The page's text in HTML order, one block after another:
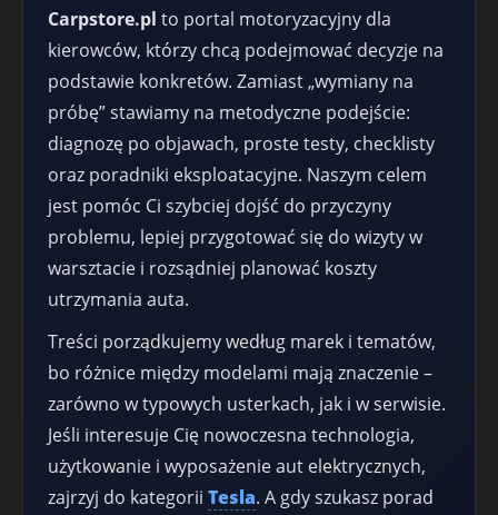
Carpstore.pl to portal motoryzacyjny dla
kierowców, którzy chcą podejmować decyzje na
podstawie konkretów. Zamiast „wymiany na
próbę” stawiamy na metodyczne podejście:
diagnozę po objawach, proste testy, checklisty
oraz poradniki eksploatacyjne. Naszym celem
jest pomóc Ci szybciej dojść do przyczyny
problemu, lepiej przygotować się do wizyty w
warsztacie i rozsądniej planować koszty
utrzymania auta.
Treści porządkujemy według marek i tematów,
bo różnice między modelami mają znaczenie –
zarówno w typowych usterkach, jak i w serwisie.
Jeśli interesuje Cię nowoczesna technologia,
użytkowanie i wyposażenie aut elektrycznych,
zajrzyj do kategorii Tesla. A gdy szukasz porad